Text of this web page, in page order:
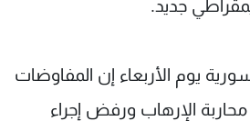
جديد.
يوم الأربعاء إن المفاوضات
الإرهاب ورفض إجراء